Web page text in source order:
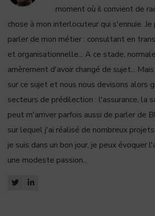
moment où il convient de
chose à mon interlocuteur qui s'ennuie.
parler de mon métier : consultant en
et organisationnelle... A ce stade,
amèrement d'avoir changé de sujet...
sur ce sujet et nous nous devisons alors
secteurs de prédilection : l'assurance, la
peut m'arriver parfois aussi de parler de
sur lequel j'ai réalisé de nombreux
je suis dans un bon jour, je peux évoquer
une modeste passion...